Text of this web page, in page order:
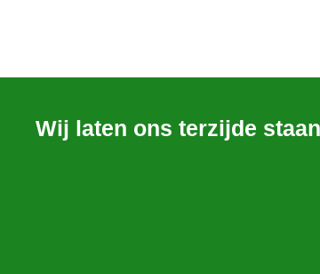
Wij laten ons terzijde